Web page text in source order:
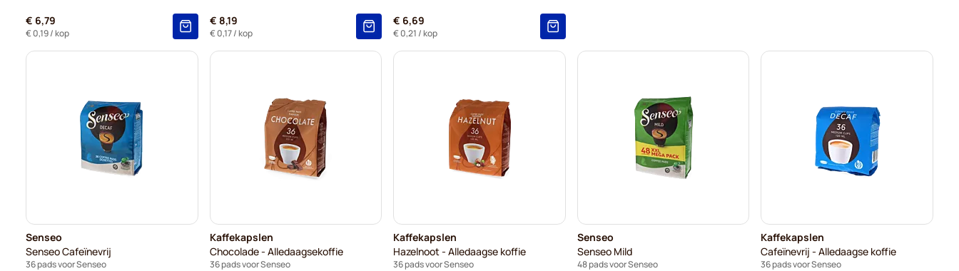
€ 6,79
€ 0,19/ kop
€ 8,19
€ 0,17/ kop
€ 6,69
€ 0,21 / kop
Senseo
Senseo Cafeïnevrij
36 pads voor Senseo
Kaffekapslen
Chocolade - Alledaagsekoffie
36 pads voor Senseo
Kaffekapslen
Hazelnoot - Alledaagse koffie
36 pads voor Senseo
Senseo
Senseo Mild
48 pads voor Senseo
Kaffekapslen
Cafeïnevrij - Alledaagse koffie
36 pads voor Senseo